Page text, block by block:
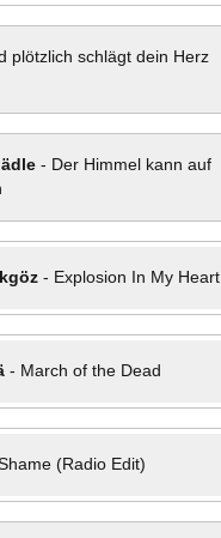
plötzlich schlägt dein Herz
- Der Himmel kann auf
- Explosion In My Heart
- March of the Dead
(Radio Edit)